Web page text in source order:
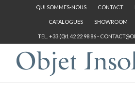
QUI SOMMES-NOUS CONTACT
CATALOGUES SHOWROOM
TEL. +33 (0)1 42 22 98 86 -